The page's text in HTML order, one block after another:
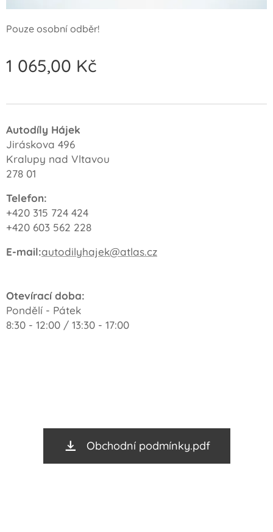
Pouze osobní odběr!
1 065,00 Kč
Autodíly Hájek
Jiráskova 496
Kralupy nad Vltavou
278 01
Telefon:
+420 315 724 424
+420 603 562 228
E-mail:autodilyhajek@atlas.cz
Otevírací doba:
Pondělí - Pátek
8:30 - 12:00 / 13:30 - 17:00
Obchodní podmínky.pdf